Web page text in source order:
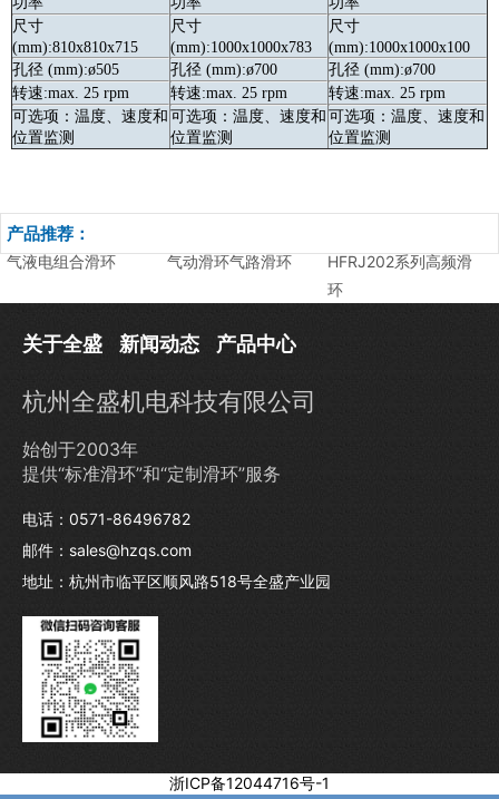
尺寸
(mm):810x810x715
孔径 (mm):ø505
转速:max. 25 rpm
可选项：温度、速度和
位置监测
尺寸
(mm):1000x1000x783
孔径 (mm):ø700
转速:max. 25 rpm
可选项：温度、速度和
位置监测
尺寸
(mm):1000x1000x100
孔径 (mm):ø700
转速:max. 25 rpm
可选项：温度、速度和
位置监测
产品推荐：
气液电组合滑环 气动滑环气路滑环
HFRJ202系列高频滑
环
关于全盛 新闻动态 产品中心
杭州全盛机电科技有限公司
始创于2003年
提供“标准滑环”和“定制滑环”服务
电话：0571-86496782
邮件：sales@hzqs.com
地址：杭州市临平区顺风路518号全盛产业园
浙ICP备12044716号-1